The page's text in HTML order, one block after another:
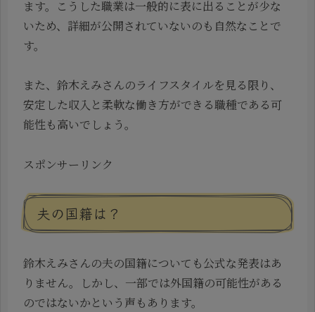
ます。こうした職業は一般的に表に出ることが少な
いため、詳細が公開されていないのも自然なことで
す。
また、鈴木えみさんのライフスタイルを見る限り、
安定した収入と柔軟な働き方ができる職種である可
能性も高いでしょう。
スポンサーリンク
夫の国籍は？
鈴木えみさんの夫の国籍についても公式な発表はあ
りません。しかし、一部では外国籍の可能性がある
のではないかという声もあります。